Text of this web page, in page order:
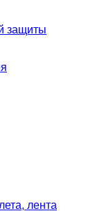
защиты
лента